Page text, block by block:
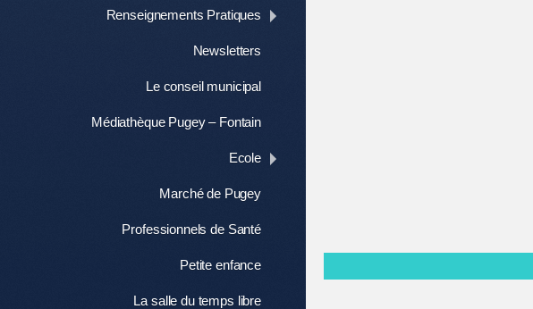
Renseignements Pratiques
Newsletters
Le conseil municipal
Médiathèque Pugey – Fontain
Ecole
Marché de Pugey
Professionnels de Santé
Petite enfance
La salle du temps libre